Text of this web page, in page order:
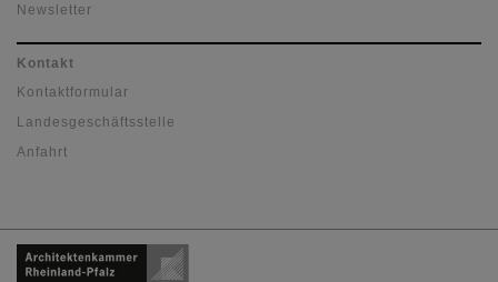
Newsletter
Kontakt
Kontaktformular
Landesgeschäftsstelle
Anfahrt